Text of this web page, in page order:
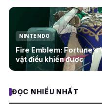
NINTENDO
Fire Emblem:
vật điều khiển được
ĐỌC NHIỀU NHẤT